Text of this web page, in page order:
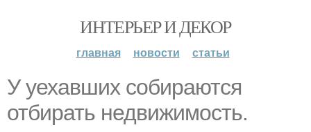
ИНТЕРЬЕР И ДЕКОР
главная новости статьи
У уехавших собираются
отбирать недвижимость.